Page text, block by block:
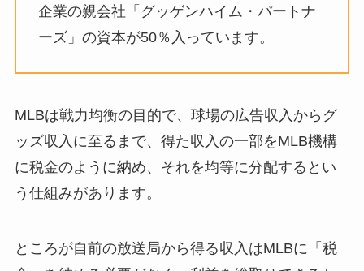
企業の親会社「グッゲンハイム・パートナ
ーズ」の資本が50％入っています。
MLBは戦力均衡の目的で、球場の広告収入からグ
ッズ収入に至るまで、得た収入の一部をMLB機構
に税金のように納め、それを均等に分配するとい
う仕組みがあります。
ところが自前の放送局から得る収入はMLBに「税